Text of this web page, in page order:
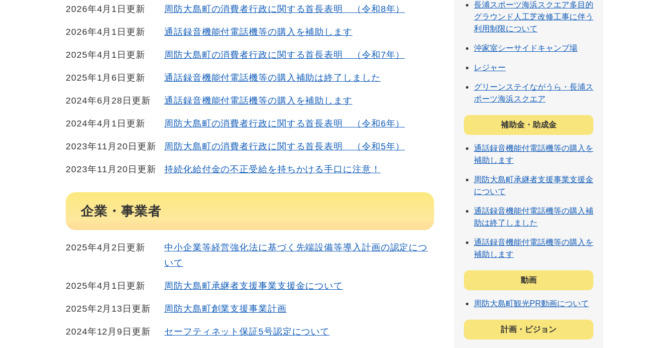
2026年4月1日更新 周防大島町の消費者行政に関する首長表明 （令和8年）
2026年4月1日更新 通話録音機能付電話機等の購入を補助します
2025年4月1日更新 周防大島町の消費者行政に関する首長表明 （令和7年）
2025年1月6日更新 通話録音機能付電話機等の購入補助は終了しました
2024年6月28日更新 通話録音機能付電話機等の購入を補助します
2024年4月1日更新 周防大島町の消費者行政に関する首長表明 （令和6年）
2023年11月20日更新 周防大島町の消費者行政に関する首長表明 （令和5年）
2023年11月20日更新 持続化給付金の不正受給を持ちかける手口に注意！
企業・事業者
2025年4月2日更新
中小企業等経営強化法に基づく先端設備等導入計画の認定につ
いて
2025年4月1日更新 周防大島町承継者支援事業支援金について
2025年2月13日更新 周防大島町創業支援事業計画
2024年12月9日更新 セーフティネット保証5号認定について
長浦スポーツ海浜スクエア多目的
グラウンド人工芝改修工事に伴う
利用制限について
沖家室シーサイドキャンプ場
レジャー
グリーンステイながうら・長浦ス
ポーツ海浜スクエア
補助金・助成金
通話録音機能付電話機等の購入を
補助します
周防大島町承継者支援事業支援金
について
通話録音機能付電話機等の購入補
助は終了しました
通話録音機能付電話機等の購入を
補助します
動画
周防大島町観光PR動画について
計画・ビジョン